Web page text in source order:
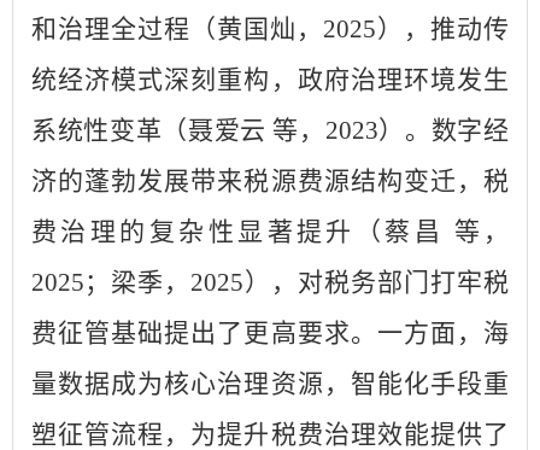
和治理全过程（黄国灿，2025），推动传
统经济模式深刻重构，政府治理环境发生
系统性变革（聂爱云 等，2023）。数字经
济的蓬勃发展带来税源费源结构变迁，税
费治理的复杂性显著提升（蔡昌 等，
2025；梁季，2025），对税务部门打牢税
费征管基础提出了更高要求。一方面，海
量数据成为核心治理资源，智能化手段重
塑征管流程，为提升税费治理效能提供了